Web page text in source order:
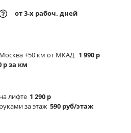
от 3-х рабоч. дней
+50 км от МКАД 1 990 р
р за км
на лифте 1 290 р
руками за этаж 590 руб/этаж